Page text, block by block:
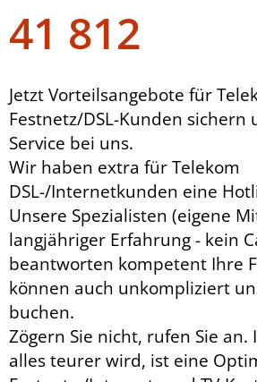
41 812
Jetzt Vorteilsangebote für
Festnetz/DSL-Kunden sichern
Service bei uns.
Wir haben extra für Telekom
DSL-/Internetkunden eine
Unsere Spezialisten (eigene
langjähriger Erfahrung - kein
beantworten kompetent Ihre
können auch unkompliziert
buchen.
Zögern Sie nicht, rufen Sie an.
alles teurer wird, ist eine